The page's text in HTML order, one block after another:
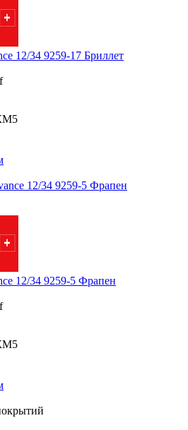
12/34 9259-17 Бриллет
12/34 9259-5 Фрапен